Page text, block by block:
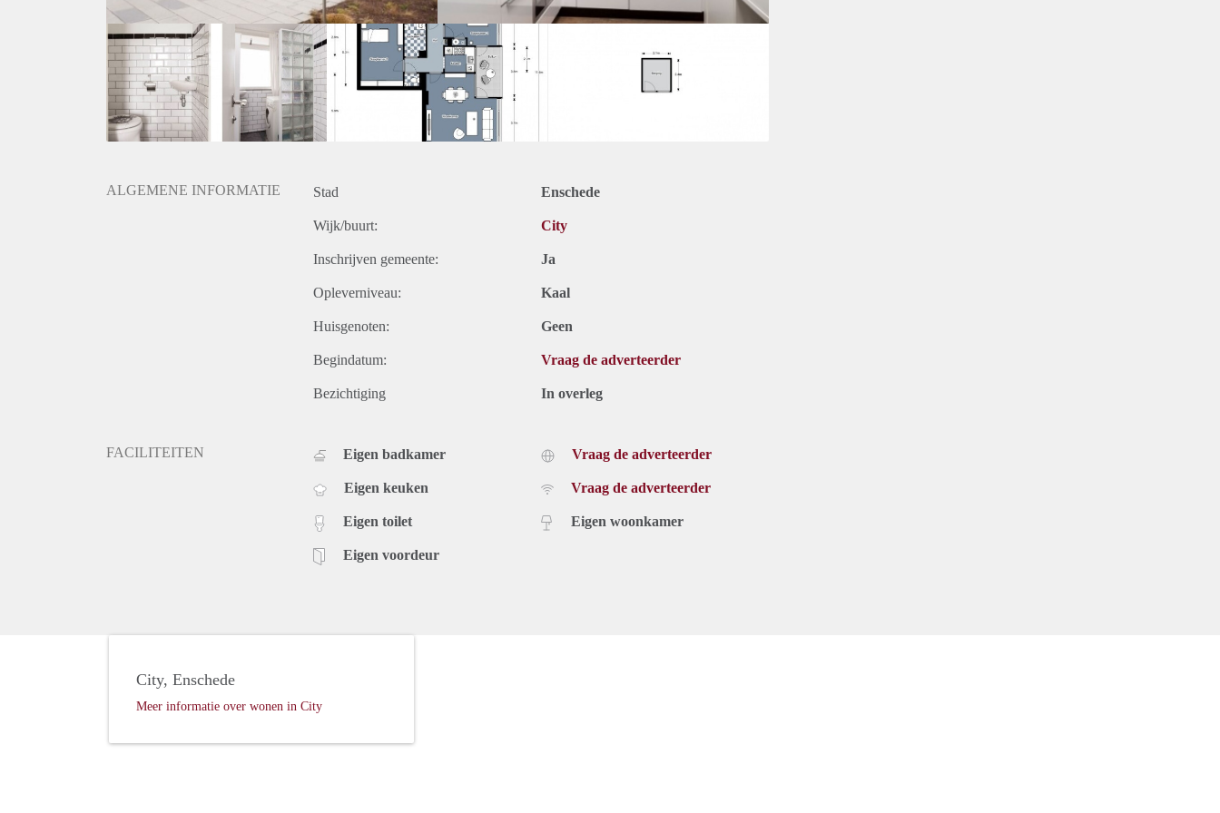
ALGEMENE INFORMATIE Stad Enschede
Wijk/buurt: City
Inschrijven gemeente: Ja
Opleverniveau: Kaal
Huisgenoten: Geen
Begindatum: Vraag de adverteerder
Bezichtiging In overleg
FACILITEITEN Eigen badkamer
Eigen keuken
Eigen toilet
Eigen voordeur
Vraag de adverteerder
Vraag de adverteerder
Eigen woonkamer
City, Enschede
Meer informatie over wonen in City